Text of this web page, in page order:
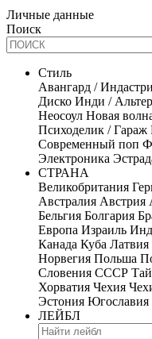
Личные данные
Поиск
Стиль
Авангард /
Диско Инди /
Неосоул Новая
Психоделик / Гараж
Современный поп
Электроника
СТРАНА
Великобритания
Австралия Австрия
Бельгия Болгария
Европа Израиль
Канада Куба Латвия
Норвегия Польша
Словения СССР
Хорватия Чехия
Эстония Югославия
ЛЕЙБЛ